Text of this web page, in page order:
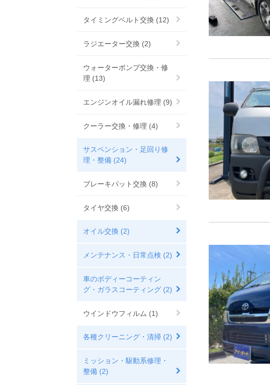
タイミングベルト交換 (12)
ラジエーター交換 (2)
ウォーターポンプ交換・修
理 (13)
エンジンオイル漏れ修理 (9)
クーラー交換・修理 (4)
サスペンション・足回り修
理・整備 (24)
ブレーキパット交換 (8)
タイヤ交換 (6)
オイル交換 (2)
メンテナンス・日常点検 (2)
車のボディーコーティン
グ・ガラスコーティング (2)
ウインドウフィルム (1)
各種クリーニング・清掃 (2)
ミッション・駆動系修理・
整備 (2)